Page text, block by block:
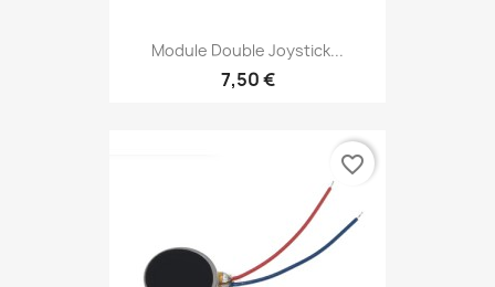
Module Double Joystick...
7,50 €
favorite_border